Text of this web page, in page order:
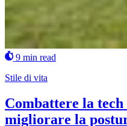
9 min read
Stile di vita
Combattere la
migliorare la